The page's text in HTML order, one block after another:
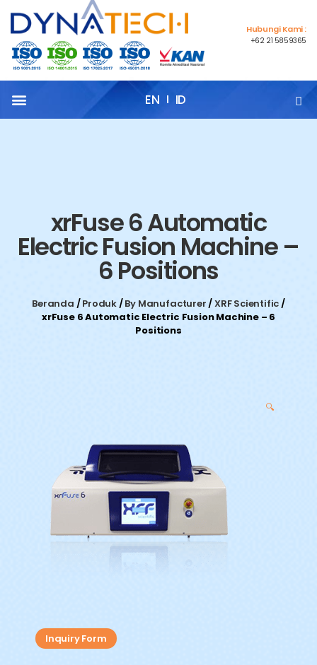
Hubungi Kami :
+62 21 5859365
EN ID
xrFuse 6 Automatic
Electric Fusion Machine –
6 Positions
Beranda /Produk/By Manufacturer/XRF Scientific/
xrFuse 6 Automatic Electric Fusion Machine – 6
Positions
🔍
Inquiry Form